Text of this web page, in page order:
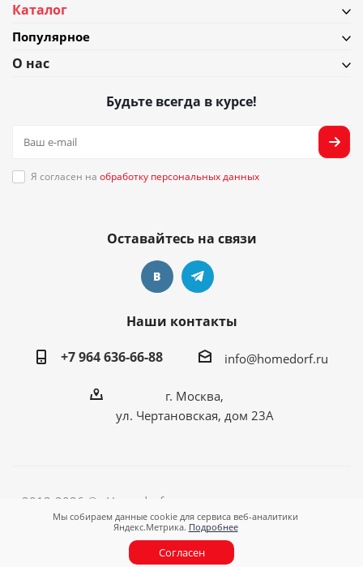
Мы собираем данные cookie для сервиса веб-аналитики
Яндекс.Метрика. Подробнее
Согласен
Каталог
Популярное
О нас
Будьте всегда в курсе!
Я согласен на обработку персональных данных
Оставайтесь на связи
Наши контакты
+7 964 636-66-88
info@homedorf.ru
г. Москва,
ул. Чертановская, дом 23А
2012-2026 © «Homedorf - оригинальные подарки для
любимого дома!»